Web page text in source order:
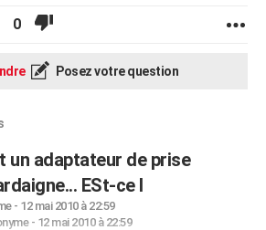
0
Posez votre question
un adaptateur de prise
ESt-ce l
- 12 mai 2010 à 22:59
- 12 mai 2010 à 22:59